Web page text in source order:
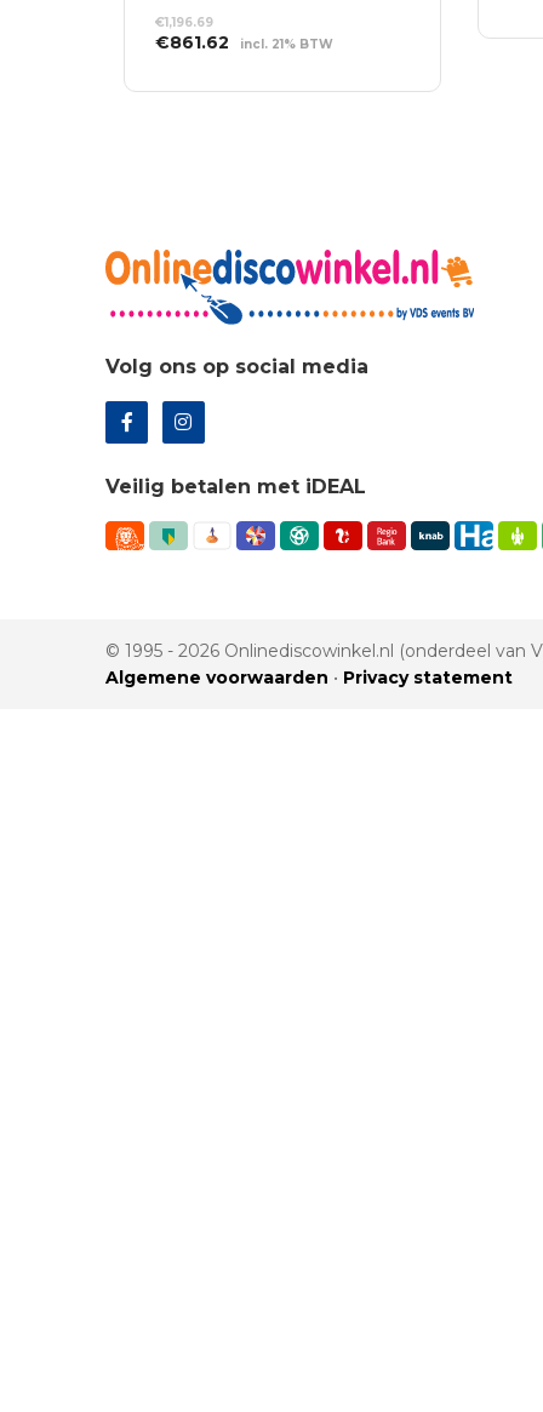
€1,196.69
Oorspronkelijke
was:
€861.62 Huidige
is:
incl. 21% BTW
WINKELWAGEN
Volg ons op social media
Veilig betalen met iDEAL
© 1995 - 2026 Onlinediscowinkel.nl (onderdeel van
Algemene voorwaarden • Privacy statement